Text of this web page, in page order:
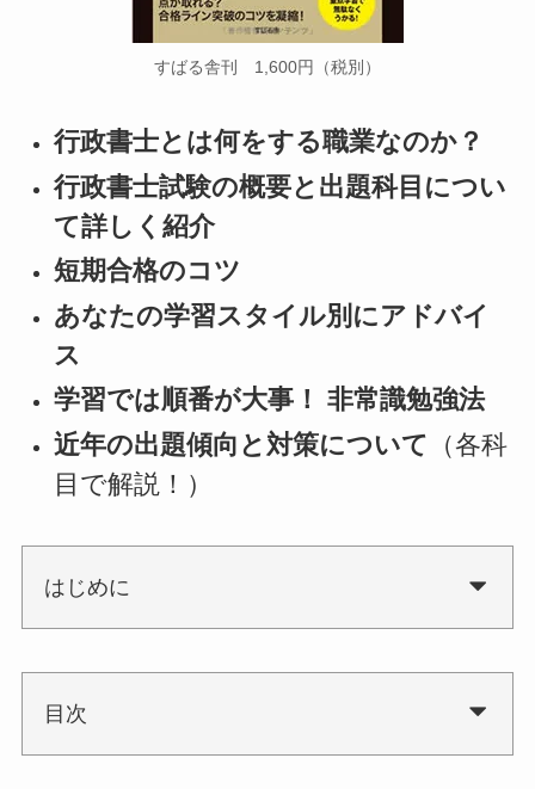
すばる舎刊 1,600円（税別）
行政書士とは何をする職業なのか？
行政書士試験の概要と出題科目につい
て詳しく紹介
短期合格のコツ
あなたの学習スタイル別にアドバイ
ス
学習では順番が大事！ 非常識勉強法
近年の出題傾向と対策について （各科
目で解説！）
はじめに
目次